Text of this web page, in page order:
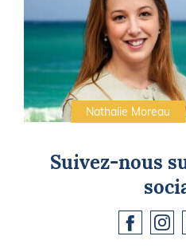
Nathalie Moreau
Suivez-nous